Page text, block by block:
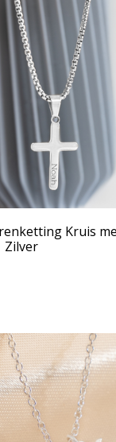
Kruis
Zilver